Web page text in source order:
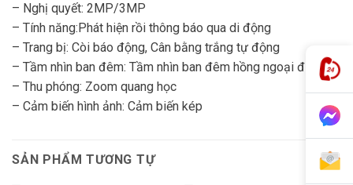
– Nghị quyết: 2MP/3MP
– Tính năng:Phát hiện rồi thông báo qua di động
– Trang bị: Còi báo động, Cân bằng trắng tự động
– Tầm nhìn ban đêm: Tầm nhìn ban đêm hồng ngoại đủ màu
– Thu phóng: Zoom quang học
– Cảm biến hình ảnh: Cảm biến kép
SẢN PHẨM TƯƠNG TỰ